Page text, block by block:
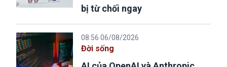
bị từ chối ngay
08:56 06/08/2026
Đời sống